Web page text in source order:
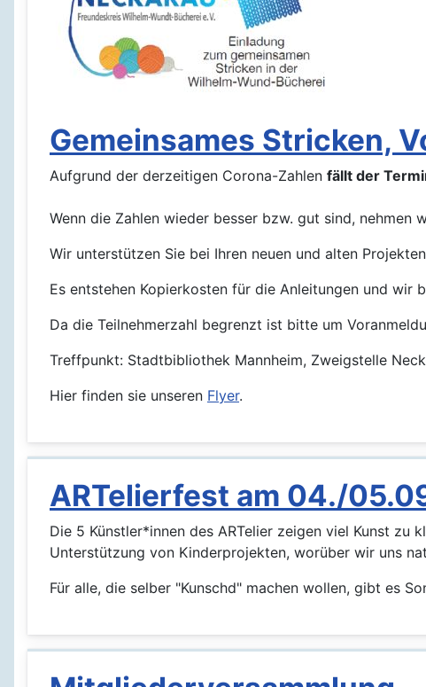
Gemeinsames Stricken,
Aufgrund der derzeitigen Corona-Zahlen fällt der
Wenn die Zahlen wieder besser bzw. gut sind, nehmen
Wir unterstützen Sie bei Ihren neuen und alten
Es entstehen Kopierkosten für die Anleitungen und wir
Da die Teilnehmerzahl begrenzt ist bitte um
Treffpunkt: Stadtbibliothek Mannheim, Zweigstelle
Hier finden sie unseren Flyer.
ARTelierfest am 04./
Die 5 Künstler*innen des ARTelier zeigen viel Kunst zu
Unterstützung von Kinderprojekten, worüber wir uns
Für alle, die selber "Kunschd" machen wollen, gibt es